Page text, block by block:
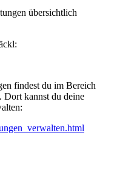
übersichtlich
findest du im Bereich
Dort kannst du deine